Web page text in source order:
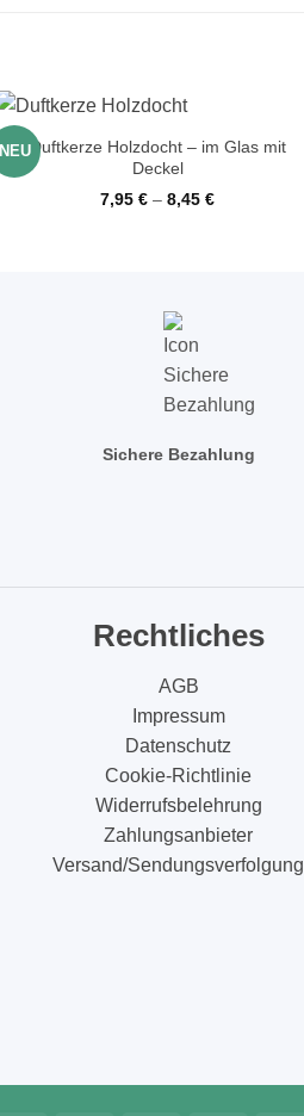
NEU
+
Duftkerze Holzdocht – im Glas mit
Deckel
7,95 € – 8,45 €
Sichere Bezahlung
Rechtliches
AGB
Impressum
Datenschutz
Cookie-Richtlinie
Widerrufsbelehrung
Zahlungsanbieter
Versand/Sendungsverfolgung